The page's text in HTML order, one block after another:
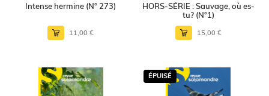
Intense hermine (N° 273)
11,00 €
HORS-SÉRIE : Sauvage, où es-
tu? (N°1)
15,00 €
ÉPUISÉ